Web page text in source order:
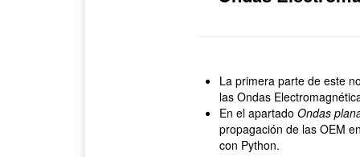
La primera parte de este
las Ondas
En el apartado Ondas
propagación de las OEM
con Python.